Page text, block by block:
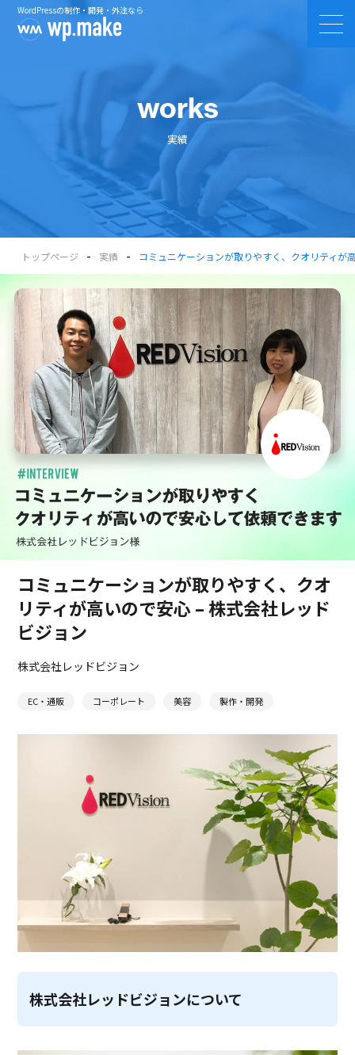
WordPressの制作・開発・外注なら
works
実績
トップページ - 実績 - コミュニケーションが取りやすく、クオリティが
コミュニケーションが取りやすく、クオ
リティが高いので安心 – 株式会社レッド
ビジョン
株式会社レッドビジョン
EC・通販 コーポレート 美容 製作・開発
株式会社レッドビジョンについて